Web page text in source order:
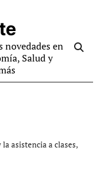
en
Salud y
asistencia a clases,